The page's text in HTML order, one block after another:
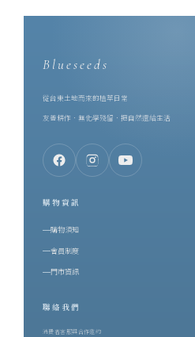
Blueseeds
從台東土地而來的植萃日常
友善耕作．無化學殘留．把自然還給生活
購物資訊
購物須知
會員制度
門市資訊
聯絡我們
消費者客服與合作邀約